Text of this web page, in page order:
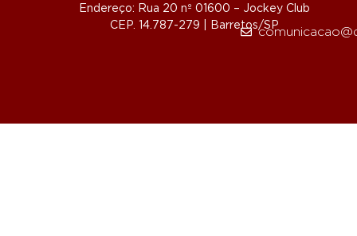
Endereço: Rua 20 nº 01600 – Jockey Club
CEP. 14.787-279 | Barretos/SP